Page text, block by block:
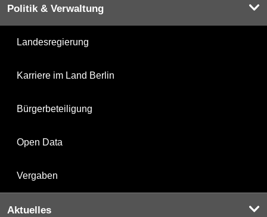
Politik & Verwaltung
Landesregierung
Karriere im Land Berlin
Bürgerbeteiligung
Open Data
Vergaben
Aktuelles